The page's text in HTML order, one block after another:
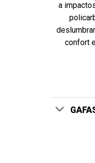
a
confort